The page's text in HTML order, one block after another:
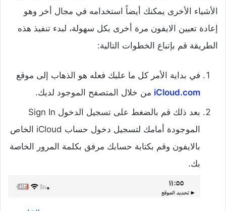
الأشياء الأخرى يمكنك أيضاً استخدامه في مجال أخر وهو
إعادة تعيين الايفون مرة أخرى بكل سهولة، لبدء تنفيذ هذه
الطريقة قم بإتباع الخطوات التالية:
في بداية الأمر كل ما عليك فعله هو الذهاب إلى موقع
iCloud.com من خلال المتصفح الموجود لديك.
بعد ذلك قم بالضغط على تسجيل الدخول Sign In
الموجودة أمامك لتسجيل دخول حساب iCloud الخاص
بالايفون وقم بكتابة حسابك مرفق بكلمة المرور الخاصة
بك.